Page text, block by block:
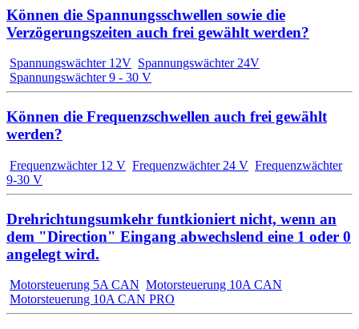
Können die Spannungsschwellen sowie die
Verzögerungszeiten auch frei gewählt werden?
Spannungswächter 12V Spannungswächter 24V
Spannungswächter 9 - 30 V
Können die Frequenzschwellen auch frei gewählt
werden?
Frequenzwächter 12 V Frequenzwächter 24 V Frequenzwächter
9-30 V
Drehrichtungsumkehr funtkioniert nicht, wenn an
dem "Direction" Eingang abwechslend eine 1 oder 0
angelegt wird.
Motorsteuerung 5A CAN Motorsteuerung 10A CAN
Motorsteuerung 10A CAN PRO